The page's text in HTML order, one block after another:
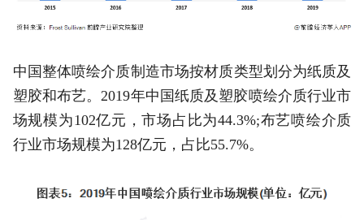
中国整体喷绘介质制造市场按材质类型划分为纸质及
塑胶和布艺。2019年中国纸质及塑胶喷绘介质行业市
场规模为102亿元，市场占比为44.3%;布艺喷绘介质
行业市场规模为128亿元，占比55.7%。